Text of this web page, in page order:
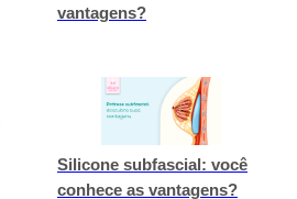
vantagens?
Silicone subfascial: você
conhece as vantagens?